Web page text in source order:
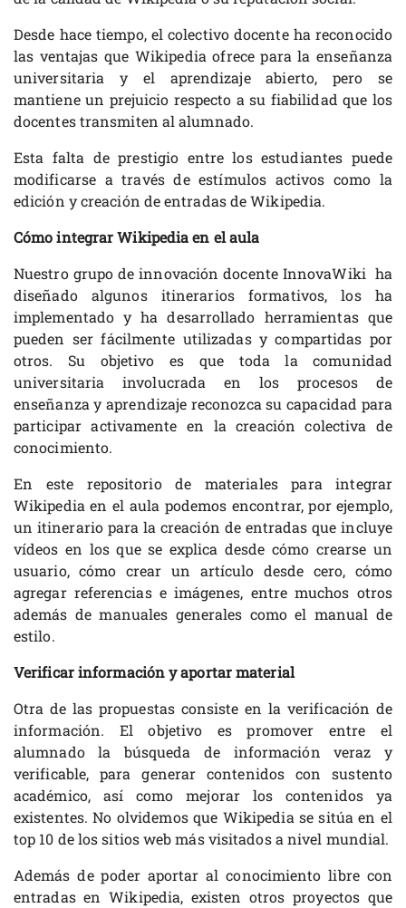
Desde hace tiempo, el colectivo docente ha reconocido
las ventajas que Wikipedia ofrece para la enseñanza
universitaria y el aprendizaje abierto, pero se
mantiene un prejuicio respecto a su fiabilidad que los
docentes transmiten al alumnado.
Esta falta de prestigio entre los estudiantes puede
modificarse a través de estímulos activos como la
edición y creación de entradas de Wikipedia.
Cómo integrar Wikipedia en el aula
Nuestro grupo de innovación docente InnovaWiki ha
diseñado algunos itinerarios formativos, los ha
implementado y ha desarrollado herramientas que
pueden ser fácilmente utilizadas y compartidas por
otros. Su objetivo es que toda la comunidad
universitaria involucrada en los procesos de
enseñanza y aprendizaje reconozca su capacidad para
participar activamente en la creación colectiva de
conocimiento.
En este repositorio de materiales para integrar
Wikipedia en el aula podemos encontrar, por ejemplo,
un itinerario para la creación de entradas que incluye
vídeos en los que se explica desde cómo crearse un
usuario, cómo crear un artículo desde cero, cómo
agregar referencias e imágenes, entre muchos otros
además de manuales generales como el manual de
estilo.
Verificar información y aportar material
Otra de las propuestas consiste en la verificación de
información. El objetivo es promover entre el
alumnado la búsqueda de información veraz y
verificable, para generar contenidos con sustento
académico, así como mejorar los contenidos ya
existentes. No olvidemos que Wikipedia se sitúa en el
top 10 de los sitios web más visitados a nivel mundial.
Además de poder aportar al conocimiento libre con
entradas en Wikipedia, existen otros proyectos que